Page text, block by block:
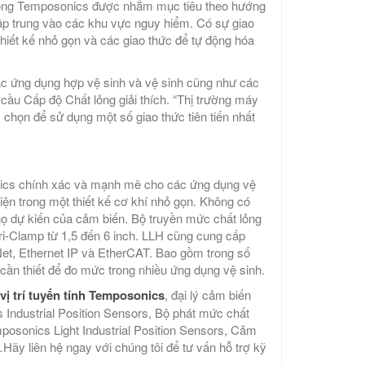
Temposonics được nhắm mục tiêu theo hướng
trung vào các khu vực nguy hiểm. Có sự giao
kế nhỏ gọn và các giao thức để tự động hóa
ứng dụng hợp vệ sinh và vệ sinh cũng như các
Cấp độ Chất lỏng giải thích. “Thị trường máy
để sử dụng một số giao thức tiên tiến nhất
chính xác và mạnh mẽ cho các ứng dụng vệ
trong một thiết kế cơ khí nhỏ gọn. Không có
dự kiến của cảm biến. Bộ truyền mức chất lỏng
Clamp từ 1,5 đến 6 inch. LLH cũng cung cấp
Ethernet IP và EtherCAT. Bao gồm trong số
thiết để đo mức trong nhiều ứng dụng vệ sinh.
trí tuyến tính Temposonics, đại lý cảm biến
Position Sensors, Bộ phát mức chất
Light Industrial Position Sensors, Cảm
liên hệ ngay với chúng tôi để tư vấn hỗ trợ kỹ